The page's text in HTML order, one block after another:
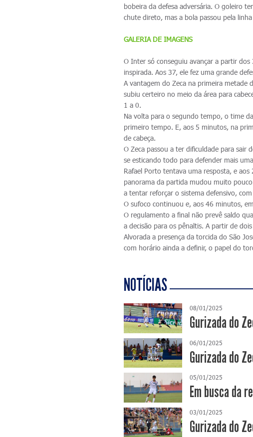
bobeira da defesa adversária. O goleiro
chute direto, mas a bola passou pela
GALERIA DE IMAGENS
O Inter só conseguiu avançar a partir
inspirada. Aos 37, ele fez uma grande
A vantagem do Zeca na primeira
subiu certeiro no meio da área para
1 a 0.
Na volta para o segundo tempo, o time
primeiro tempo. E, aos 5 minutos, na
de cabeça.
O Zeca passou a ter dificuldade para sair
se esticando todo para defender mais
Rafael Porto tentava uma resposta, e
panorama da partida mudou muito
a tentar reforçar o sistema defensivo,
O sufoco continuou e, aos 46 minutos,
O regulamento a final não prevê saldo
a decisão para os pênaltis. A partir de
Alvorada a presença da torcida do São
com horário ainda a definir, o papel do
NOTÍCIAS
08/01/2025
Gurizada do
06/01/2025
Gurizada do
05/01/2025
Em busca da
03/01/2025
Gurizada do